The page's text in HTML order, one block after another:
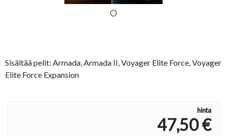
Sisältää pelit: Armada, Armada II, Voyager Elite Force, Voyager
Elite Force Expansion
hinta
47,50 €